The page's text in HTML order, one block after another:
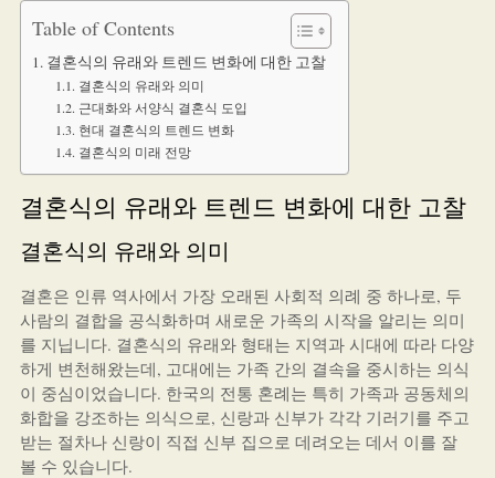
Table of Contents
결혼식의 유래와 트렌드 변화에 대한 고찰
결혼식의 유래와 의미
근대화와 서양식 결혼식 도입
현대 결혼식의 트렌드 변화
결혼식의 미래 전망
결혼식의 유래와 트렌드 변화에 대한 고찰
결혼식의 유래와 의미
결혼은 인류 역사에서 가장 오래된 사회적 의례 중 하나로, 두
사람의 결합을 공식화하며 새로운 가족의 시작을 알리는 의미
를 지닙니다. 결혼식의 유래와 형태는 지역과 시대에 따라 다양
하게 변천해왔는데, 고대에는 가족 간의 결속을 중시하는 의식
이 중심이었습니다. 한국의 전통 혼례는 특히 가족과 공동체의
화합을 강조하는 의식으로, 신랑과 신부가 각각 기러기를 주고
받는 절차나 신랑이 직접 신부 집으로 데려오는 데서 이를 잘
볼 수 있습니다.